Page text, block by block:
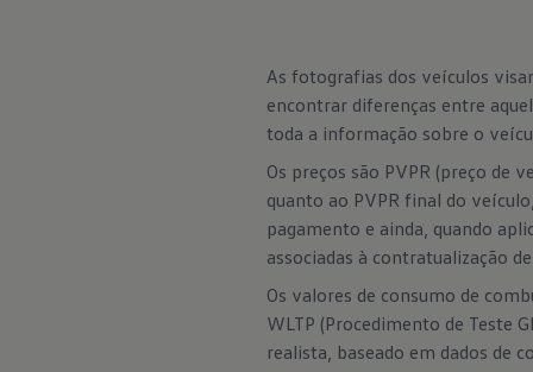
As fotografias dos veículos
encontrar diferenças entre
toda a informação sobre o
Os preços são PVPR (preço de
quanto ao PVPR final do
pagamento e ainda, quando
associadas à contratualização
Os valores de consumo de
WLTP (Procedimento de Teste
realista, baseado em dados de